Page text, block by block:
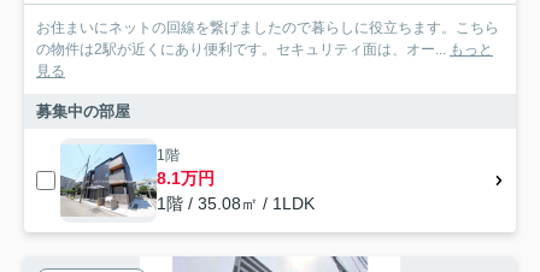
お住まいにネットの回線を繋げましたので暮らしに役立ちます。こちら
の物件は2駅が近くにあり便利です。セキュリティ面は、オー... もっと
見る
募集中の部屋
1階
8.1万円
1階 / 35.08㎡ / 1LDK